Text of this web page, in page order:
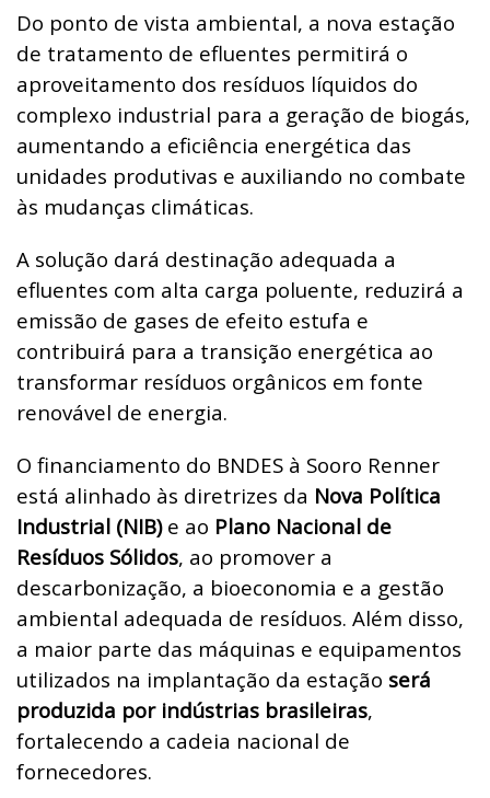
Do ponto de vista ambiental, a nova estação
de tratamento de efluentes permitirá o
aproveitamento dos resíduos líquidos do
complexo industrial para a geração de biogás,
aumentando a eficiência energética das
unidades produtivas e auxiliando no combate
às mudanças climáticas.
A solução dará destinação adequada a
efluentes com alta carga poluente, reduzirá a
emissão de gases de efeito estufa e
contribuirá para a transição energética ao
transformar resíduos orgânicos em fonte
renovável de energia.
O financiamento do BNDES à Sooro Renner
está alinhado às diretrizes da Nova Política
Industrial (NIB)e ao Plano Nacional de
Resíduos Sólidos, ao promover a
descarbonização, a bioeconomia e a gestão
ambiental adequada de resíduos. Além disso,
a maior parte das máquinas e equipamentos
utilizados na implantação da estação será
produzida por indústrias brasileiras,
fortalecendo a cadeia nacional de
fornecedores.